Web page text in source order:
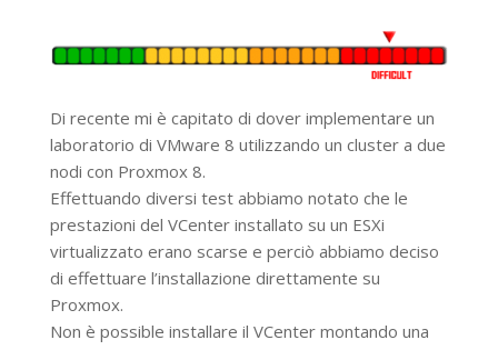
Di recente mi è capitato di dover implementare un
laboratorio di VMware 8 utilizzando un cluster a due
nodi con Proxmox 8.
Effettuando diversi test abbiamo notato che le
prestazioni del VCenter installato su un ESXi
virtualizzato erano scarse e perciò abbiamo deciso
di effettuare l’installazione direttamente su
Proxmox.
Non è possible installare il VCenter montando una